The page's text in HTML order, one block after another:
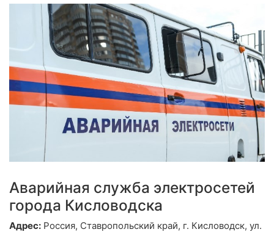
Аварийная служба электросетей
города Кисловодска
Адрес: Россия, Ставропольский край, г. Кисловодск, ул.